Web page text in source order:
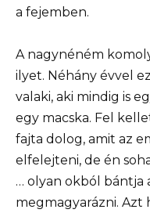
a fejemben.
A nagynéném
ilyet. Néhány évvel
valaki, aki mindig is
egy macska. Fel
fajta dolog, amit az
elfelejteni, de én
… olyan okból bántja
megmagyarázni. Azt